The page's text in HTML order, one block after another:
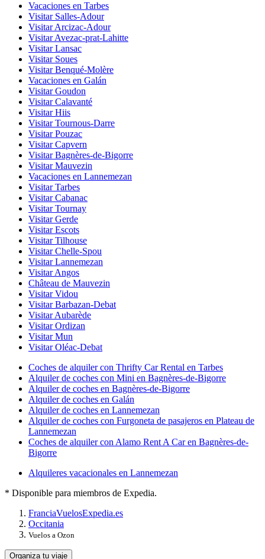
Vacaciones en Tarbes
Visitar Salles-Adour
Visitar Arcizac-Adour
Visitar Avezac-prat-Lahitte
Visitar Lansac
Visitar Soues
Visitar Benqué-Molère
Vacaciones en Galán
Visitar Goudon
Visitar Calavanté
Visitar Hiis
Visitar Tournous-Darre
Visitar Pouzac
Visitar Capvern
Visitar Bagnères-de-Bigorre
Visitar Mauvezin
Vacaciones en Lannemezan
Visitar Tarbes
Visitar Cabanac
Visitar Tournay
Visitar Gerde
Visitar Escots
Visitar Tilhouse
Visitar Chelle-Spou
Visitar Lannemezan
Visitar Angos
Château de Mauvezin
Visitar Vidou
Visitar Barbazan-Debat
Visitar Aubarède
Visitar Ordizan
Visitar Mun
Visitar Oléac-Debat
Coches de alquiler con Thrifty Car Rental en Tarbes
Alquiler de coches con Mini en Bagnères-de-Bigorre
Alquiler de coches en Bagnères-de-Bigorre
Alquiler de coches en Galán
Alquiler de coches en Lannemezan
Alquiler de coches con Furgoneta de pasajeros en Plateau de
Lannemezan
Coches de alquiler con Alamo Rent A Car en Bagnères-de-
Bigorre
Alquileres vacacionales en Lannemezan
* Disponible para miembros de Expedia.
FranciaVuelosExpedia.es
Occitania
Vuelos a Ozon
Organiza tu viaje